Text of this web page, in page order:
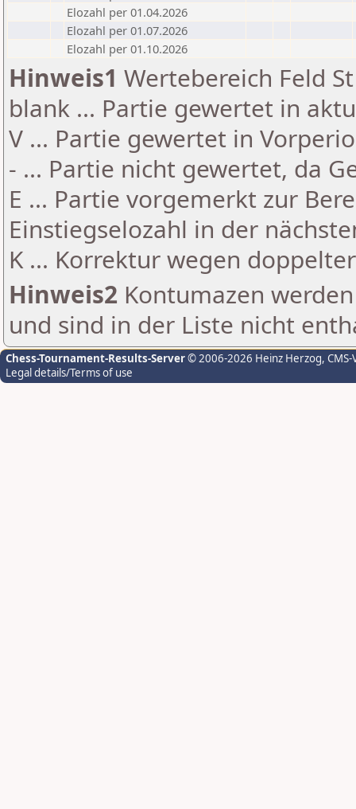
Elozahl per 01.04.2026
Elozahl per 01.07.2026
Elozahl per 01.10.2026
Hinweis1 Wertebereich Feld
blank ... Partie gewertet in
V ... Partie gewertet in
- ... Partie nicht gewertet, da
E ... Partie vorgemerkt zur
Einstiegselozahl in der
K ... Korrektur wegen
Hinweis2 Kontumazen
und sind in der Liste nicht
Chess-Tournament-Results-Server© 2006-2026 Heinz Herzog,
Legal details/Terms of use